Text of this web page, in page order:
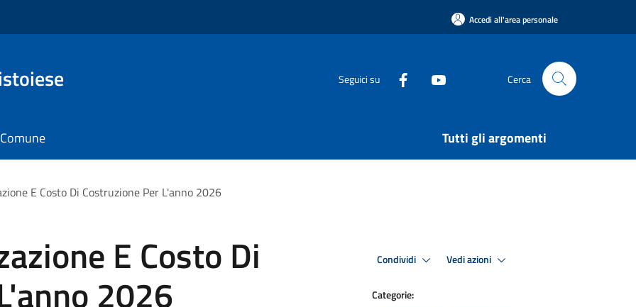
Accedi all'area personale
Seguici su Cerca
Tutti gli argomenti
E Costo Di Costruzione Per L'anno 2026
E Costo Di
2026
Condividi Vedi azioni
Categorie: